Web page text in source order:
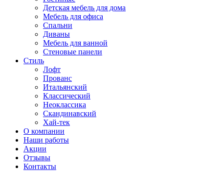
Детская мебель для дома
Мебель для офиса
Спальни
Диваны
Мебель для ванной
Стеновые панели
Стиль
Лофт
Прованс
Итальянский
Классический
Неоклассика
Скандинавский
Хай-тек
О компании
Наши работы
Акции
Отзывы
Контакты